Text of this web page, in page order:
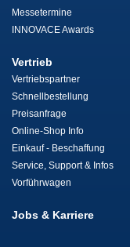
Messetermine
INNOVACE Awards
Vertrieb
Vertriebspartner
Schnellbestellung
Preisanfrage
Online-Shop Info
Einkauf - Beschaffung
Service, Support & Infos
Vorführwagen
Jobs & Karriere